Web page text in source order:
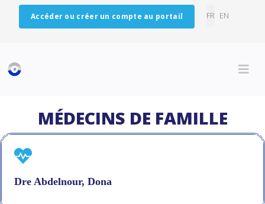
Accéder ou créer un compte au portail
Sélectionnez
FR EN
MÉDECINS DE FAMILLE
Dre Abdelnour, Dona